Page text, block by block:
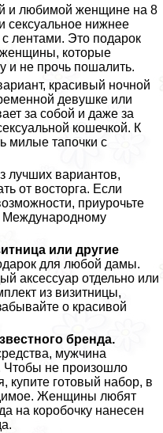
и любимой женщине на 8
ceкcуальное нижнее
лентами. Это подарок
которые
и не прочь пошалить.
красивый ночной
дeвyшке или
за собой и даже за
кошечкой. К
милые тапочки с
лучших вариантов,
от восторга. Если
приурочьте
Международному
или другие
для любой дамы.
аксессуар отдельно или
из визитницы,
о красивой
бренда.
мужчина
Чтобы не произошло
купите готовый набор, в
Женщины любят
на коробочку нанесен